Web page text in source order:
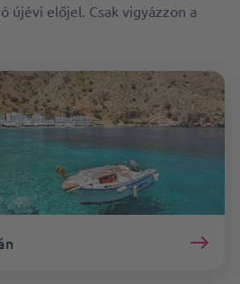
újévi előjel. Csak vigyázzon a